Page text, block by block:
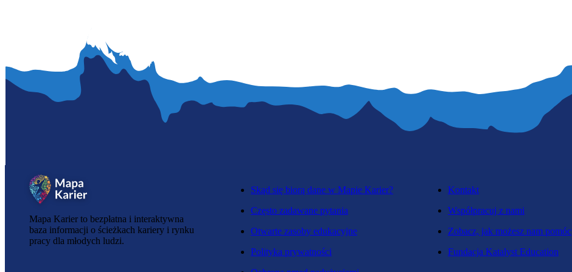
Mapa Karier to bezpłatna i interaktywna
baza informacji o ścieżkach kariery i rynku
pracy dla młodych ludzi.
Skąd się biorą dane w Mapie Karier?
Często zadawane pytania
Otwarte zasoby edukacyjne
Polityka prywatności
Kontakt
Współpracuj z nami
Zobacz, jak możesz nam pomóc
Fundacja Katalyst Education